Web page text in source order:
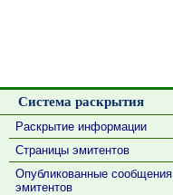
Система раскрытия
Раскрытие информации
Страницы эмитентов
Опубликованные сообщения
эмитентов